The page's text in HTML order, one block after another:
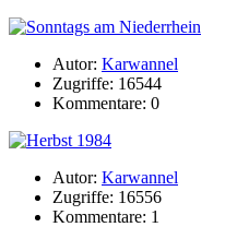
Autor: Karwannel
Zugriffe: 16544
Kommentare: 0
Autor: Karwannel
Zugriffe: 16556
Kommentare: 1